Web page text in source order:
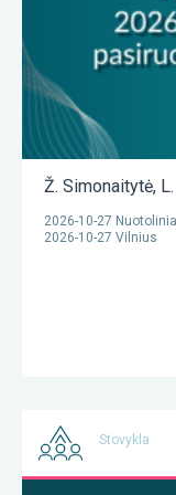
Ž. Simonaitytė,
2026-10-27
2026-10-27 Vilnius
Stovykla